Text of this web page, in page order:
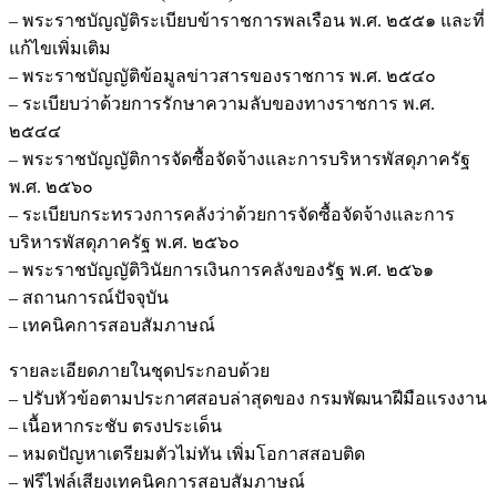
แรงงาน
ชิ้น
– พระราชบัญญัติระเบียบข้าราชการพลเรือน พ.ศ. ๒๕๕๑ และที่
แก้ไขเพิ่มเติม
– พระราชบัญญัติข้อมูลข่าวสารของราชการ พ.ศ. ๒๕๔๐
– ระเบียบว่าด้วยการรักษาความลับของทางราชการ พ.ศ.
๒๕๔๔
– พระราชบัญญัติการจัดซื้อจัดจ้างและการบริหารพัสดุภาครัฐ
พ.ศ. ๒๕๖๐
– ระเบียบกระทรวงการคลังว่าด้วยการจัดซื้อจัดจ้างและการ
บริหารพัสดุภาครัฐ พ.ศ. ๒๕๖๐
– พระราชบัญญัติวินัยการเงินการคลังของรัฐ พ.ศ. ๒๕๖๑
– สถานการณ์ปัจจุบัน
– เทคนิคการสอบสัมภาษณ์
รายละเอียดภายในชุดประกอบด้วย
– ปรับหัวข้อตามประกาศสอบล่าสุดของ กรมพัฒนาฝีมือแรงงาน
– เนื้อหากระชับ ตรงประเด็น
– หมดปัญหาเตรียมตัวไม่ทัน เพิ่มโอกาสสอบติด
– ฟรีไฟล์เสียงเทคนิคการสอบสัมภาษณ์